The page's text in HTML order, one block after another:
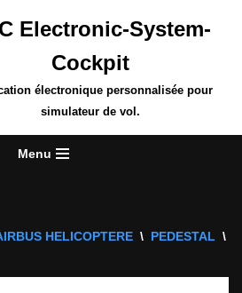
Electronic-System-
Cockpit
électronique personnalisée pour
simulateur de vol.
Menu
HELICOPTERE \ PEDESTAL \